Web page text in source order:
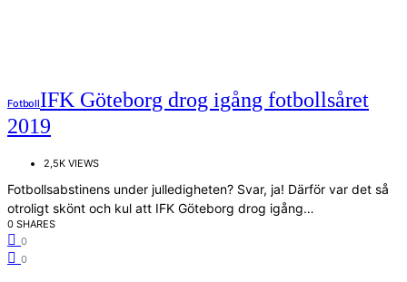
FotbollIFK Göteborg drog igång fotbollsåret
2019
2,5K VIEWS
Fotbollsabstinens under julledigheten? Svar, ja! Därför var det så
otroligt skönt och kul att IFK Göteborg drog igång…
0 SHARES
0
0